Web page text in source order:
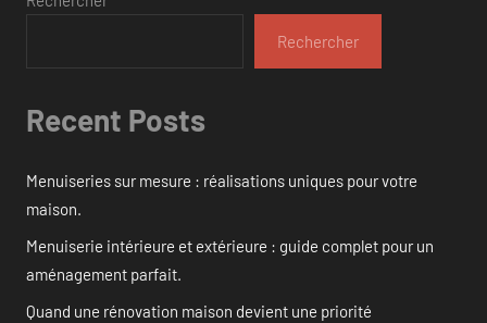
Rechercher
Recent Posts
Menuiseries sur mesure : réalisations uniques pour votre
maison.
Menuiserie intérieure et extérieure : guide complet pour un
aménagement parfait.
Quand une rénovation maison devient une priorité